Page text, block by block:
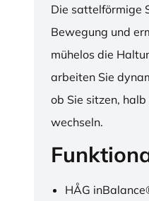
Die sattelförmige
Bewegung und
mühelos die
arbeiten Sie
ob Sie sitzen,
wechseln.
HÅG